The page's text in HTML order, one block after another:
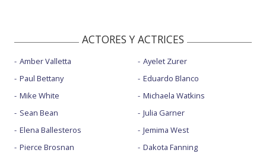
ACTORES Y ACTRICES
Amber Valletta
Paul Bettany
Mike White
Sean Bean
Elena Ballesteros
Pierce Brosnan
Ayelet Zurer
Eduardo Blanco
Michaela Watkins
Julia Garner
Jemima West
Dakota Fanning